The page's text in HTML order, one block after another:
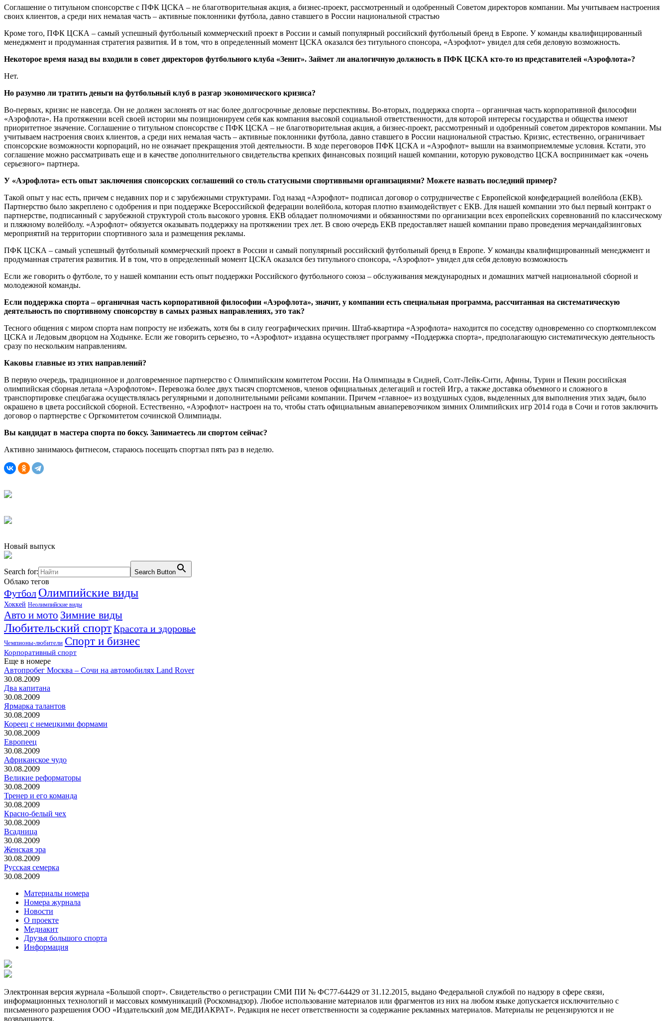
Соглашение о титульном спонсорстве с ПФК ЦСКА – не благотворительная акция, а бизнес-проект, рассмотренный и одобренный Советом директоров компании. Мы учитываем настроения
своих клиентов, а среди них немалая часть – активные поклонники футбола, давно ставшего в России национальной страстью
Кроме того, ПФК ЦСКА – самый успешный футбольный коммерческий проект в России и самый популярный российский футбольный бренд в Европе. У команды квалифицированный
менеджмент и продуманная стратегия развития. И в том, что в определенный момент ЦСКА оказался без титульного спонсора, «Аэрофлот» увидел для себя деловую возможность.
Некоторое время назад вы входили в совет директоров футбольного клуба «Зенит». Займет ли аналогичную должность в ПФК ЦСКА кто-то из представителей «Аэрофлота»?
Нет.
Но разумно ли тратить деньги на футбольный клуб в разгар экономического кризиса?
Во-первых, кризис не навсегда. Он не должен заслонять от нас более долгосрочные деловые перспективы. Во-вторых, поддержка спорта – органичная часть корпоративной философии
«Аэрофлота». На протяжении всей своей истории мы позиционируем себя как компания высокой социальной ответственности, для которой интересы государства и общества имеют
приоритетное значение. Соглашение о титульном спонсорстве с ПФК ЦСКА – не благотворительная акция, а бизнес-проект, рассмотренный и одобренный советом директоров компании. Мы
учитываем настроения своих клиентов, а среди них немалая часть – активные поклонники футбола, давно ставшего в России национальной страстью. Кризис, естественно, ограничивает
спонсорские возможности корпораций, но не означает прекращения этой деятельности. В ходе переговоров ПФК ЦСКА и «Аэрофлот» вышли на взаимоприемлемые условия. Кстати, это
соглашение можно рассматривать еще и в качестве дополнительного свидетельства крепких финансовых позиций нашей компании, которую руководство ЦСКА воспринимает как «очень
серьезного» партнера.
У «Аэрофлота» есть опыт заключения спонсорских соглашений со столь статусными спортивными организациями? Можете назвать последний пример?
Такой опыт у нас есть, причем с недавних пор и с зарубежными структурами. Год назад «Аэрофлот» подписал договор о сотрудничестве с Европейской конфедерацией волейбола (ЕКВ).
Партнерство было закреплено с одобрения и при поддержке Всероссийской федерации волейбола, которая плотно взаимодействует с ЕКВ. Для нашей компании это был первый контракт о
партнерстве, подписанный с зарубежной структурой столь высокого уровня. ЕКВ обладает полномочиями и обязанностями по организации всех европейских соревнований по классическому
и пляжному волейболу. «Аэрофлот» обязуется оказывать поддержку на протяжении трех лет. В свою очередь ЕКВ предоставляет нашей компании право проведения мерчандайзинговых
мероприятий на территории спортивного зала и размещения рекламы.
ПФК ЦСКА – самый успешный футбольный коммерческий проект в России и самый популярный российский футбольный бренд в Европе. У команды квалифицированный менеджмент и
продуманная стратегия развития. И в том, что в определенный момент ЦСКА оказался без титульного спонсора, «Аэрофлот» увидел для себя деловую возможность
Если же говорить о футболе, то у нашей компании есть опыт поддержки Российского футбольного союза – обслуживания международных и домашних матчей национальной сборной и
молодежной команды.
Если поддержка спорта – органичная часть корпоративной философии «Аэрофлота», значит, у компании есть специальная программа, рассчитанная на систематическую
деятельность по спортивному спонсорству в самых разных направлениях, это так?
Тесного общения с миром спорта нам попросту не избежать, хотя бы в силу географических причин. Штаб-квартира «Аэрофлота» находится по соседству одновременно со спорткомплексом
ЦСКА и Ледовым дворцом на Ходынке. Если же говорить серьезно, то «Аэрофлот» издавна осуществляет программу «Поддержка спорта», предполагающую систематическую деятельность
сразу по нескольким направлениям.
Каковы главные из этих направлений?
В первую очередь, традиционное и долговременное партнерство с Олимпийским комитетом России. На Олимпиады в Сидней, Солт-Лейк-Сити, Афины, Турин и Пекин российская
олимпийская сборная летала «Аэрофлотом». Перевозка более двух тысяч спортсменов, членов официальных делегаций и гостей Игр, а также доставка объемного и сложного в
транспортировке спецбагажа осуществлялась регулярными и дополнительными рейсами компании. Причем «главное» из воздушных судов, выделенных для выполнения этих задач, было
окрашено в цвета российской сборной. Естественно, «Аэрофлот» настроен на то, чтобы стать официальным авиаперевозчиком зимних Олимпийских игр 2014 года в Сочи и готов заключить
договор о партнерстве с Оргкомитетом сочинской Олимпиады.
Вы кандидат в мастера спорта по боксу. Занимаетесь ли спортом сейчас?
Активно занимаюсь фитнесом, стараюсь посещать спортзал пять раз в неделю.
Новый выпуск
Search for: Search Button
Облако тегов
Футбол Олимпийские виды
Хоккей Неолимпийские виды
Авто и мото Зимние виды
Любительский спортКрасота и здоровье
Чемпионы-любители Спорт и бизнес
Корпоративный спорт
Еще в номере
Автопробег Москва – Сочи на автомобилях Land Rover
30.08.2009
Два капитана
30.08.2009
Ярмарка талантов
30.08.2009
Кореец с немецкими формами
30.08.2009
Европеец
30.08.2009
Африканское чудо
30.08.2009
Великие реформаторы
30.08.2009
Тренер и его команда
30.08.2009
Красно-белый чех
30.08.2009
Всадница
30.08.2009
Женская эра
30.08.2009
Русская семерка
30.08.2009
Материалы номера
Номера журнала
Новости
О проекте
Медиакит
Друзья большого спорта
Информация
Электронная версия журнала «Большой спорт». Свидетельство о регистрации СМИ ПИ № ФС77-64429 от 31.12.2015, выдано Федеральной службой по надзору в сфере связи,
информационных технологий и массовых коммуникаций (Роскомнадзор). Любое использование материалов или фрагментов из них на любом языке допускается исключительно с
письменного разрешения ООО «Издательский дом МЕДИАКРАТ». Редакция не несет ответственности за содержание рекламных материалов. Материалы не рецензируются и не
возвращаются.